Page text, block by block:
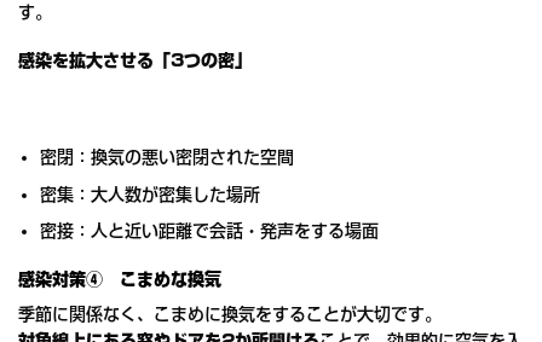
す。
感染を拡大させる「3つの密」
密閉：換気の悪い密閉された空間
密集：大人数が密集した場所
密接：人と近い距離で会話・発声をする場面
感染対策④ こまめな換気
季節に関係なく、こまめに換気をすることが大切です。